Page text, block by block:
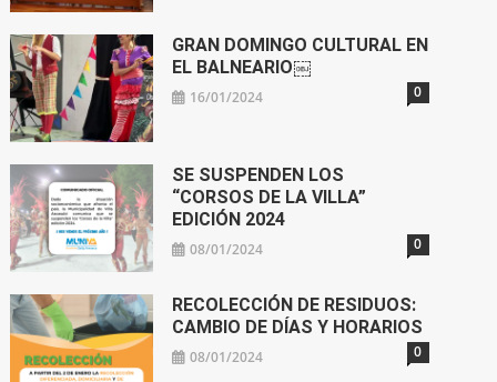
GRAN DOMINGO CULTURAL EN
EL BALNEARIO￼
16/01/2024 0
SE SUSPENDEN LOS
“CORSOS DE LA VILLA”
EDICIÓN 2024
08/01/2024 0
RECOLECCIÓN DE RESIDUOS:
CAMBIO DE DÍAS Y HORARIOS
08/01/2024 0